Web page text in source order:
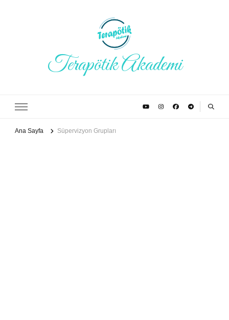
Terapötik Akademi
Ana Sayfa Süpervizyon Grupları